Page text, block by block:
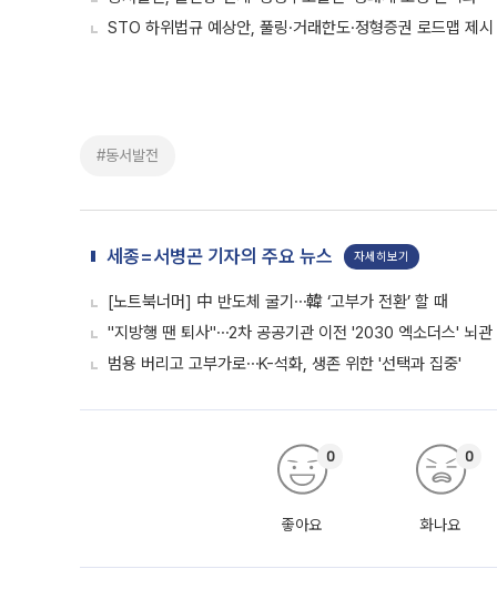
STO 하위법규 예상안, 풀링·거래한도·정형증권 로드맵 제시
#동서발전
세종=서병곤 기자의 주요 뉴스 자세히보기
[노트북너머] 中 반도체 굴기⋯韓 ‘고부가 전환’ 할 때
"지방행 땐 퇴사"⋯2차 공공기관 이전 '2030 엑소더스' 뇌관
범용 버리고 고부가로⋯K-석화, 생존 위한 '선택과 집중'
좋아요
0
화나요
0